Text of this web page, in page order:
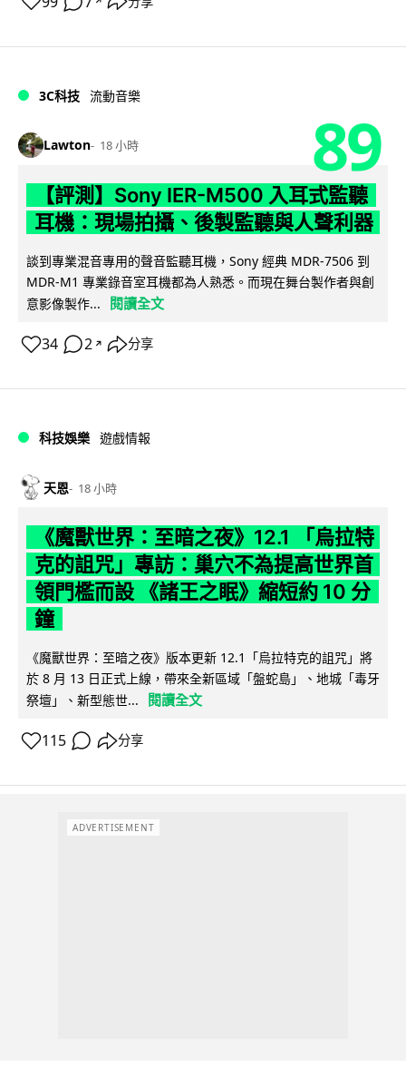
3C科技 流動音樂
Lawton 18 小時 89
【評測】Sony IER-M500 入耳式監聽
耳機：現場拍攝、後製監聽與人聲利器
談到專業混音專用的聲音監聽耳機，Sony 經典 MDR-7506 到
MDR-M1 專業錄音室耳機都為人熟悉。而現在舞台製作者與創
意影像製作...
閱讀全文
34 2 ↗ 分享
科技娛樂 遊戲情報
天恩 18 小時
《魔獸世界：至暗之夜》12.1 「烏拉特
克的詛咒」專訪：巢穴不為提高世界首
領門檻而設 《諸王之眠》縮短約 10 分
鐘
《魔獸世界：至暗之夜》版本更新 12.1「烏拉特克的詛咒」將
於 8 月 13 日正式上線，帶來全新區域「盤蛇島」、地城「毒牙
祭壇」、新型態世...
閱讀全文
115 分享
ADVERTISEMENT